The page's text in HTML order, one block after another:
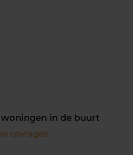
in de buurt
opvragen